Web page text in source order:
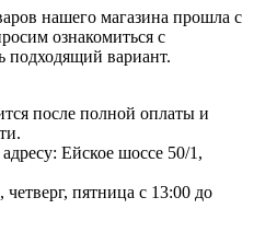
нашего магазина прошла с
ознакомиться с
подходящий вариант.
после полной оплаты и
Ейское шоссе 50/1,
пятница с 13:00 до